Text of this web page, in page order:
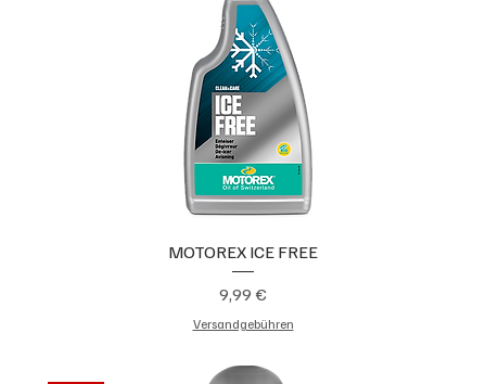
MOTOREX ICE FREE
Preis
9,99 €
Versandgebühren